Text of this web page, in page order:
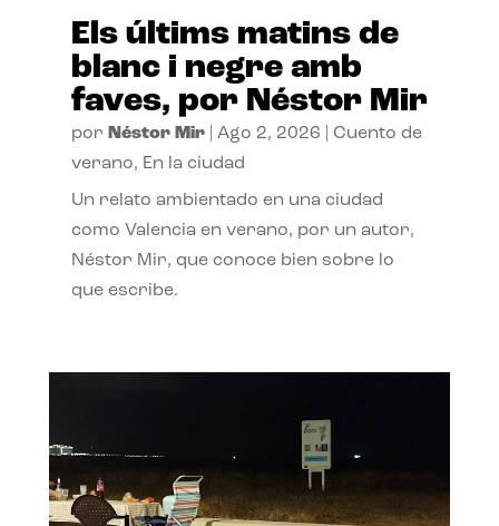
Els últims matins de
blanc i negre amb
faves, por Néstor Mir
por Néstor Mir| Ago 2, 2026
Cuento de
verano, En la ciudad
Un relato ambientado en una ciudad
como Valencia en verano, por un autor,
Néstor Mir, que conoce bien sobre lo
que escribe.